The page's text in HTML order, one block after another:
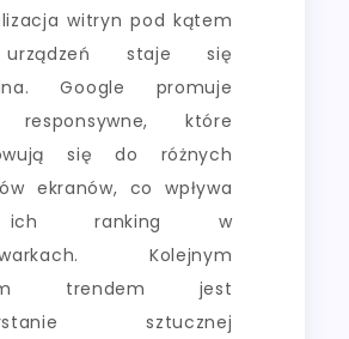
witryn pod kątem
staje się
Google promuje
responsywne, które
się do różnych
ekranów, co wpływa
ranking w
Kolejnym
trendem jest
sztucznej